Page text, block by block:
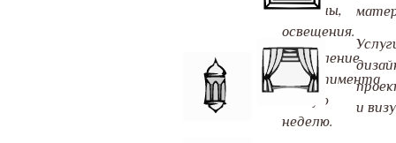
лепнины,
освещения.
Обновление
ассортимента
каждую
неделю.
и